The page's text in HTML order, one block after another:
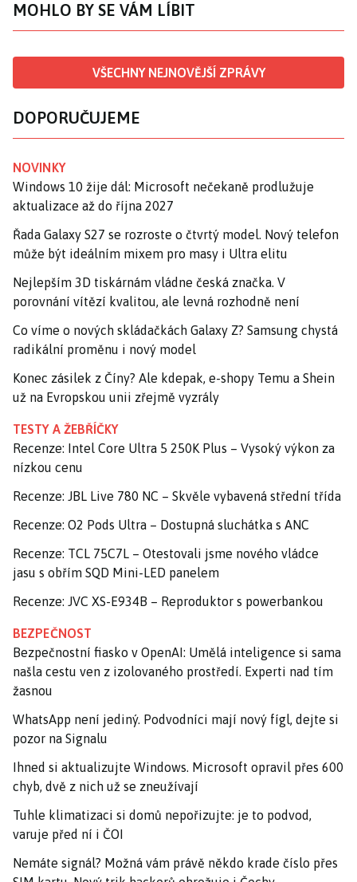
MOHLO BY SE VÁM LÍBIT
VŠECHNY NEJNOVĚJŠÍ ZPRÁVY
DOPORUČUJEME
NOVINKY
Windows 10 žije dál: Microsoft nečekaně prodlužuje
aktualizace až do října 2027
Řada Galaxy S27 se rozroste o čtvrtý model. Nový telefon
může být ideálním mixem pro masy i Ultra elitu
Nejlepším 3D tiskárnám vládne česká značka. V
porovnání vítězí kvalitou, ale levná rozhodně není
Co víme o nových skládačkách Galaxy Z? Samsung chystá
radikální proměnu i nový model
Konec zásilek z Číny? Ale kdepak, e-shopy Temu a Shein
už na Evropskou unii zřejmě vyzrály
TESTY A ŽEBŘÍČKY
Recenze: Intel Core Ultra 5 250K Plus – Vysoký výkon za
nízkou cenu
Recenze: JBL Live 780 NC – Skvěle vybavená střední třída
Recenze: O2 Pods Ultra – Dostupná sluchátka s ANC
Recenze: TCL 75C7L – Otestovali jsme nového vládce
jasu s obřím SQD Mini-LED panelem
Recenze: JVC XS-E934B – Reproduktor s powerbankou
BEZPEČNOST
Bezpečnostní fiasko v OpenAI: Umělá inteligence si sama
našla cestu ven z izolovaného prostředí. Experti nad tím
žasnou
WhatsApp není jediný. Podvodníci mají nový fígl, dejte si
pozor na Signalu
Ihned si aktualizujte Windows. Microsoft opravil přes 600
chyb, dvě z nich už se zneužívají
Tuhle klimatizaci si domů nepořizujte: je to podvod,
varuje před ní i ČOI
Nemáte signál? Možná vám právě někdo krade číslo přes